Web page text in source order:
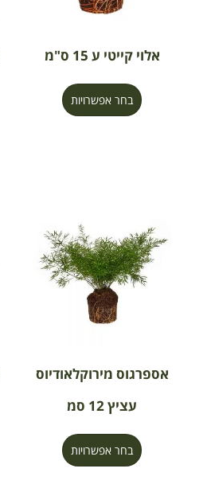
אלוי קייטי ע 15 ס"מ
בחר אפשרויות
אספרגוס מירוקלאודיוס
עציץ 12 סמ
בחר אפשרויות